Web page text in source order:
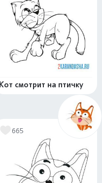
Кот смотрит на птичку
665